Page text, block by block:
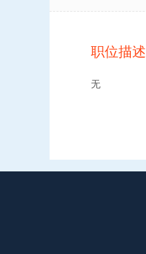
职位描述
无